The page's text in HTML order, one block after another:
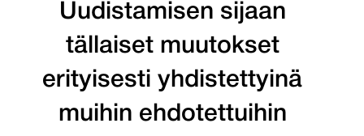
Uudistamisen sijaan
tällaiset muutokset
erityisesti yhdistettyinä
muihin ehdotettuihin